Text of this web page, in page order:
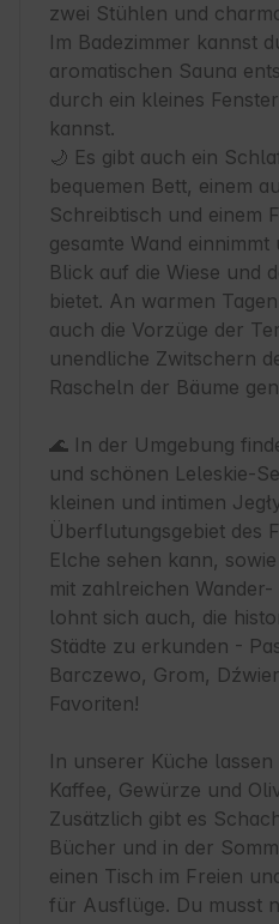
zwei Stühlen und
Im Badezimmer kannst
aromatischen Sauna
durch ein kleines
kannst.
🌙 Es gibt auch ein
bequemen Bett, einem
Schreibtisch und einem
gesamte Wand
Blick auf die Wiese und
bietet. An warmen
auch die Vorzüge der
unendliche Zwitschern
Rascheln der Bäume
🌊 In der Umgebung
und schönen Leleskie-
kleinen und intimen
Überflutungsgebiet des
Elche sehen kann,
mit zahlreichen Wander-
lohnt sich auch, die
Städte zu erkunden -
Barczewo, Grom,
Favoriten!
In unserer Küche
Kaffee, Gewürze und
Zusätzlich gibt es
Bücher und in der
einen Tisch im Freien
für Ausflüge. Du musst